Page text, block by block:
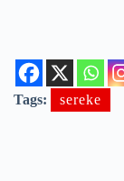
Tags: sereke